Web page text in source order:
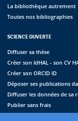
La bibliothèque autrement
Toutes nos bibliographies
SCIENCE OUVERTE
Diffuser sa thèse
Créer son IdHAL - son CV
Créer son ORCID ID
Déposer ses publications
Diffuser les données de sa
Publier sans frais